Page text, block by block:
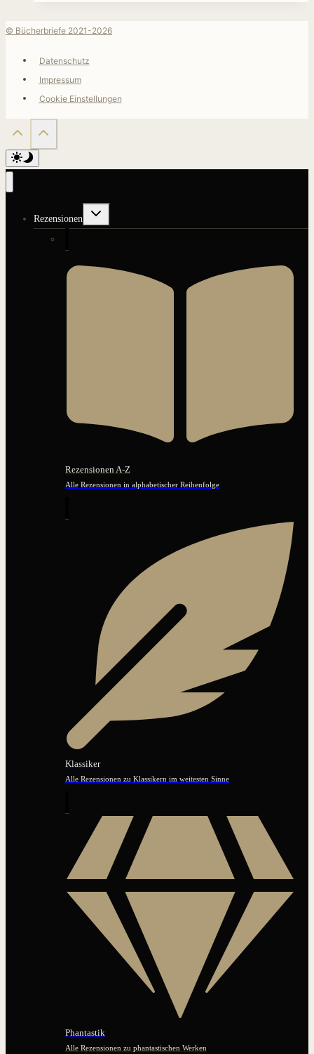
© Bücherbriefe 2021-2026
Datenschutz
Impressum
Cookie Einstellungen
Rezensionen
Untermenü
Rezensionen A-Z
Alle Rezensionen in alphabetischer Reihenfolge
Klassiker
Alle Rezensionen zu Klassikern im weitesten Sinne
Phantastik
Alle Rezensionen zu phantastischen Werken